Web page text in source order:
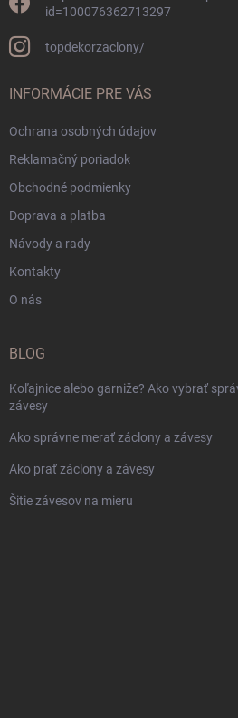
id=100076362713297
topdekorzaclony/
INFORMÁCIE PRE VÁS
Ochrana osobných údajov
Reklamačný poriadok
Obchodné podmienky
Doprava a platba
Návody a rady
Kontakty
O nás
BLOG
Koľajnice alebo garniže? Ako vybrať
závesy
Ako správne merať záclony a závesy
Ako prať záclony a závesy
Šitie závesov na mieru